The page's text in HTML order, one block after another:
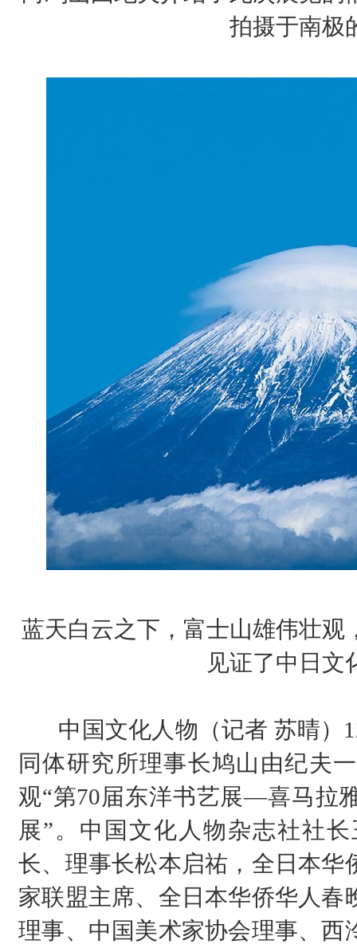
拍摄于南极
蓝天白云之下，富士山雄伟壮
见证了中日文
中国文化人物（记者 苏晴）
同体研究所理事长鸠山由纪夫
观“第70届东洋书艺展—喜马拉
展”。中国文化人物杂志社社
长、理事长松本启祐，全日本华
家联盟主席、全日本华侨华人
理事、中国美术家协会理事、西